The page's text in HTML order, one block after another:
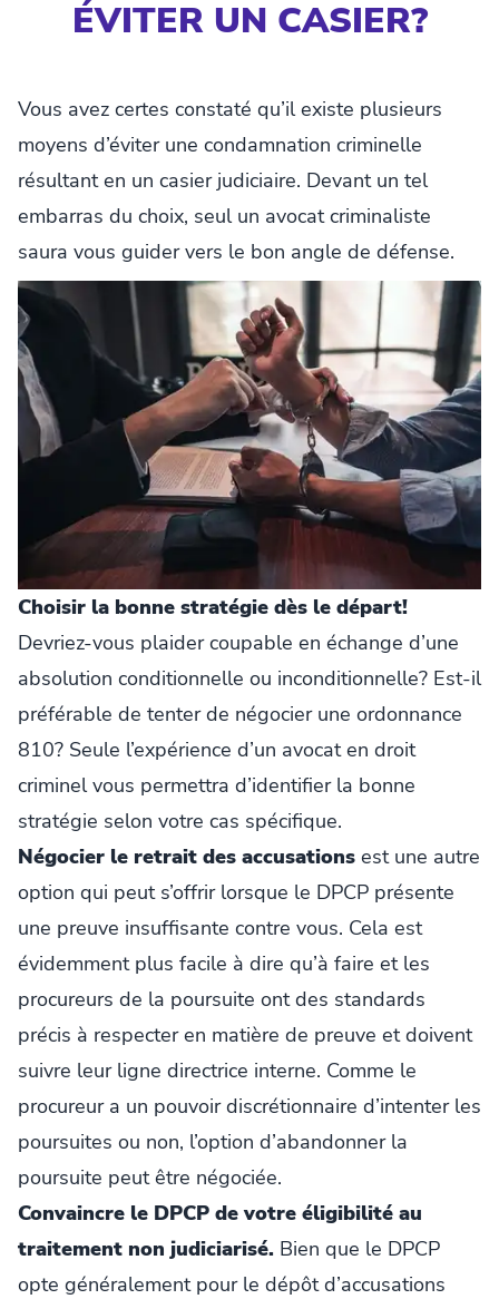
ÉVITER UN CASIER?
Vous avez certes constaté qu’il existe plusieurs
moyens d’éviter une condamnation criminelle
résultant en un casier judiciaire. Devant un tel
embarras du choix, seul un avocat criminaliste
saura vous guider vers le bon angle de défense.
Choisir la bonne stratégie dès le départ!
Devriez-vous plaider coupable en échange d’une
absolution conditionnelle ou inconditionnelle? Est-il
préférable de tenter de négocier une ordonnance
810? Seule l’expérience d’un avocat en droit
criminel vous permettra d’identifier la bonne
stratégie selon votre cas spécifique.
Négocier le retrait des accusations est une autre
option qui peut s’offrir lorsque le DPCP présente
une preuve insuffisante contre vous. Cela est
évidemment plus facile à dire qu’à faire et les
procureurs de la poursuite ont des standards
précis à respecter en matière de preuve et doivent
suivre leur ligne directrice interne. Comme le
procureur a un pouvoir discrétionnaire d’intenter les
poursuites ou non, l’option d’abandonner la
poursuite peut être négociée.
Convaincre le DPCP de votre éligibilité au
traitement non judiciarisé. Bien que le DPCP
opte généralement pour le dépôt d’accusations